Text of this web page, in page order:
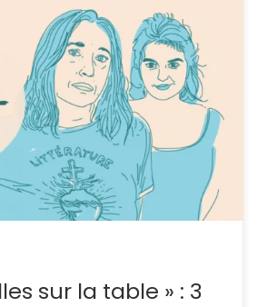
un musée Adopter une nouvelle
des habitudes linguistiques
sa zone de confort, l’Homo dit
arguments contre la
sont légion, de l’aberration
inadéquat du terrain
le […]
sur la table » : 3